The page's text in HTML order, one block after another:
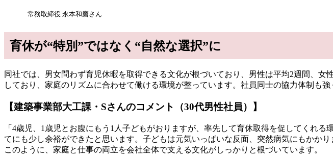
常務取締役 永本和磨さん
育休が“特別”ではなく“自然な選択”に
同社では、男女問わず育児休暇を取得できる文化が根づいており、男性は平均2週間、
しており、家庭のリズムに合わせて働ける環境が整っています。社員同士の協力体制も
【建築事業部大工課・Sさんのコメント（30代男性社員） 】
「4歳児、1歳児とお腹にもう1人子どもがおりますが、率先して育休取得を促してくれ
てにも少し余裕ができたと思います。子どもは元気いっぱいな反面、突然病気にもかか
このように、家庭と仕事の両立を会社全体で支える文化がしっかりと根づいています。